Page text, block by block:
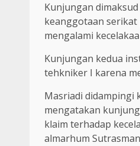
Kunjungan
keanggotaan serikat
mengalami
Kunjungan kedua
tehkniker I karena
Masriadi didampingi
mengatakan
klaim terhadap
almarhum